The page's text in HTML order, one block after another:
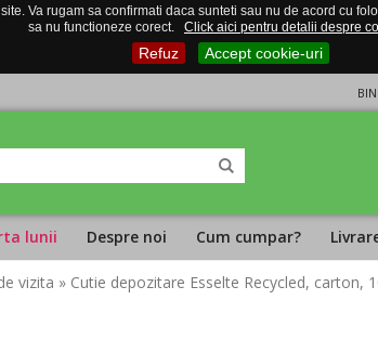
Va rugam sa confirmati daca sunteti sau nu de acord cu
sa nu functioneze corect.
Click aici pentru detalii despre
Refuz Accept cookie-uri
lunii Despre noi Cum cumpar?
vizita » Cutie depozitare Esselte Recycled, carton,